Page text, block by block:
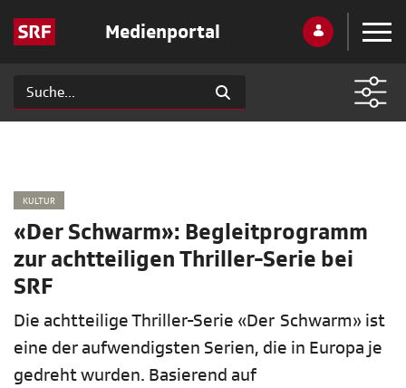
Medienportal
KULTUR
«Der Schwarm»: Begleitprogramm
zur achtteiligen Thriller-Serie bei
SRF
Die achtteilige Thriller-Serie «Der Schwarm» ist
eine der aufwendigsten Serien, die in Europa je
gedreht wurden. Basierend auf